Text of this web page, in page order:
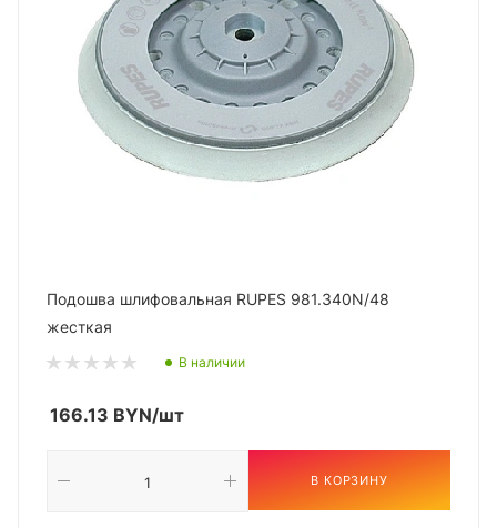
Подошва шлифовальная RUPES 981.340N/48
жесткая
В наличии
166.13 BYN/шт
В КОРЗИНУ